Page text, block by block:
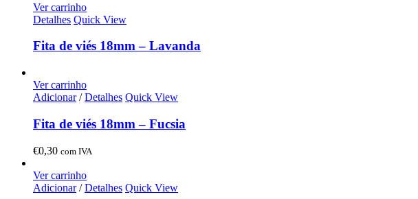
Ver carrinho
Detalhes Quick View
Fita de viés 18mm – Lavanda
Ver carrinho
Adicionar/ Detalhes Quick View
Fita de viés 18mm – Fucsia
€0,30 com IVA
Ver carrinho
Adicionar/ Detalhes Quick View